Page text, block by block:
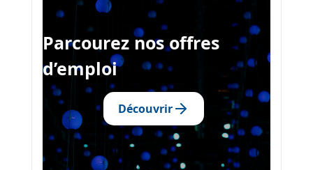
Parcourez nos offres
d’emploi
Découvrir